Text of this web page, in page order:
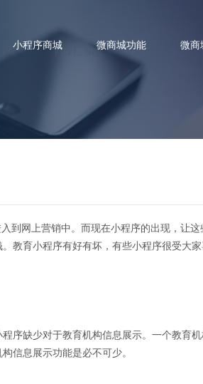
小程序商城 微商城功能 微商
些功能才能让用户
到网上营销中。而现在小程序的出现，让
教育小程序有好有坏，有些小程序很受大
序缺少对于教育机构信息展示。一个教育
信息展示功能是必不可少。